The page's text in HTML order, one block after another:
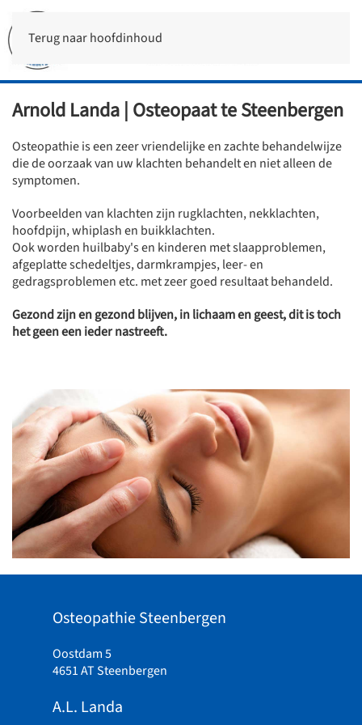
Terug naar hoofdinhoud
Arnold Landa | Osteopaat te Steenbergen
Osteopathie is een zeer vriendelijke en zachte behandelwijze
die de oorzaak van uw klachten behandelt en niet alleen de
symptomen.
Voorbeelden van klachten zijn rugklachten, nekklachten,
hoofdpijn, whiplash en buikklachten.
Ook worden huilbaby's en kinderen met slaapproblemen,
afgeplatte schedeltjes, darmkrampjes, leer- en
gedragsproblemen etc. met zeer goed resultaat behandeld.
Gezond zijn en gezond blijven, in lichaam en geest, dit is toch
het geen een ieder nastreeft.
Osteopathie Steenbergen
Oostdam 5
4651 AT Steenbergen
A.L. Landa